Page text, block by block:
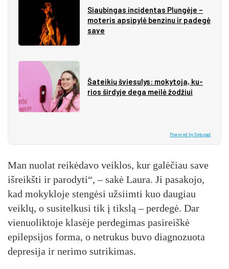
Siau­bin­gas in­ci­den­tas Plun­gė­je –
mo­te­ris ap­si­py­lė ben­zi­nu ir pa­de­gė
sa­ve
Ša­tei­kių švie­su­lys: mo­ky­to­ja, ku­
rios šir­dy­je de­ga mei­lė žo­džiui
Powered by Setupad
Man nuolat reikėdavo veiklos, kur galėčiau save
išreikšti ir parodyti“, – sakė Laura. Ji pasakojo,
kad mokykloje stengėsi užsiimti kuo daugiau
veiklų, o susitelkusi tik į tikslą – perdegė. Dar
vienuoliktoje klasėje perdegimas pasireiškė
epilepsijos forma, o netrukus buvo diagnozuota
depresija ir nerimo sutrikimas.